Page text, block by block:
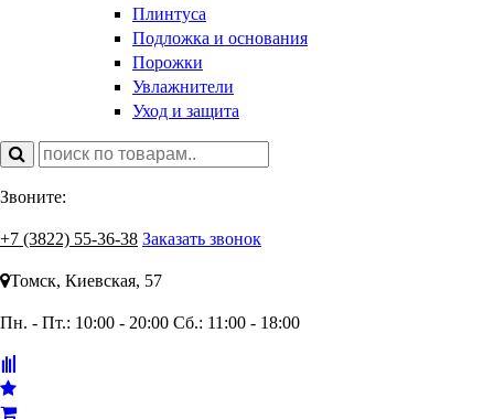
Плинтуса
Подложка и основания
Порожки
Увлажнители
Уход и защита
Звоните:
+7 (3822) 55-36-38 Заказать звонок
Томск, Киевская, 57
Пн. - Пт.: 10:00 - 20:00 Сб.: 11:00 - 18:00